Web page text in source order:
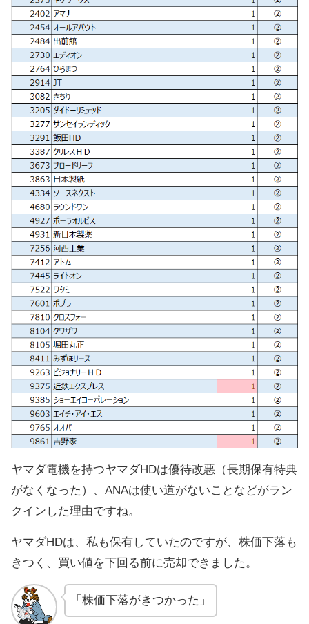
ヤマダ電機を持つヤマダHDは優待改悪（長期保有特典
がなくなった）、ANAは使い道がないことなどがラン
クインした理由ですね。
ヤマダHDは、私も保有していたのですが、株価下落も
きつく、買い値を下回る前に売却できました。
「株価下落がきつかった」